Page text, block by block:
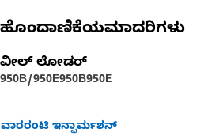
ಹೊಂದಾಣಿಕೆಯಮಾದರಿಗಳು
ವೀಲ್ ಲೋಡರ್
950B/950E950B950E
ವಾರರಂಟಿ ಇನ್ಫಾರ್ಮಶನ್